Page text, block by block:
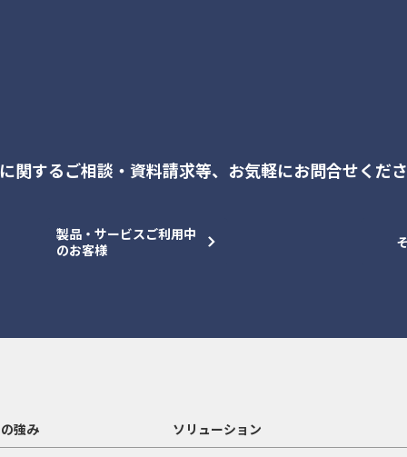
関するご相談・資料請求等、 お気軽にお問合せくださ
製品・サービスご利用中
のお客様
強み ソリューション